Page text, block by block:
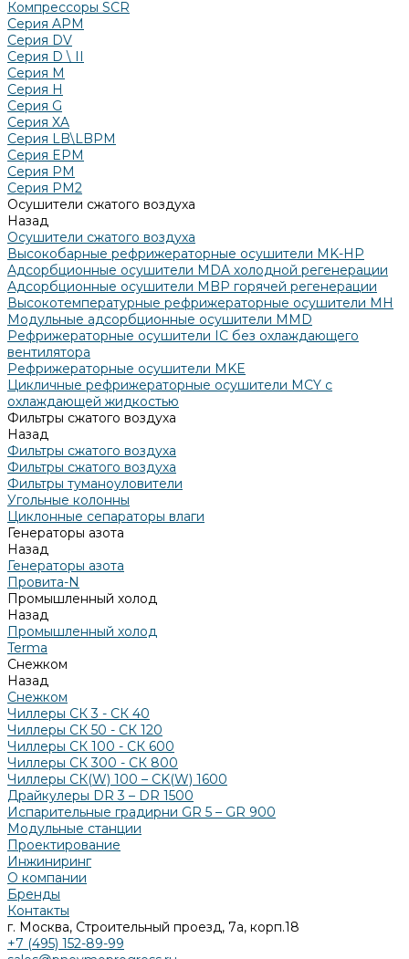
Компрессоры SCR
Серия APM
Серия DV
Серия D \ II
Серия М
Серия H
Серия G
Серия XA
Серия LB\LBPM
Серия EPM
Серия РМ
Серия PM2
Осушители сжатого воздуха
Назад
Осушители сжатого воздуха
Высокобарные рефрижераторные осушители MK-HP
Адсорбционные осушители MDA холодной регенерации
Адсорбционные осушители MBP горячей регенерации
Высокотемпературные рефрижераторные осушители MH
Модульные адсорбционные осушители MMD
Рефрижераторные осушители IC без охлаждающего
вентилятора
Рефрижераторные осушители MKE
Цикличные рефрижераторные осушители MCY с
охлаждающей жидкостью
Фильтры сжатого воздуха
Назад
Фильтры сжатого воздуха
Фильтры сжатого воздуха
Фильтры туманоуловители
Угольные колонны
Циклонные сепараторы влаги
Генераторы азота
Назад
Генераторы азота
Провита-N
Промышленный холод
Назад
Промышленный холод
Terma
Снежком
Назад
Снежком
Чиллеры СК 3 - СК 40
Чиллеры СК 50 - СК 120
Чиллеры СК 100 - СК 600
Чиллеры СК 300 - СК 800
Чиллеры СК(W) 100 – CK(W) 1600
Драйкулеры DR 3 – DR 1500
Испарительные градирни GR 5 – GR 900
Модульные станции
Проектирование
Инжиниринг
О компании
Бренды
Контакты
г. Москва, Строительный проезд, 7а, корп.18
+7 (495) 152-89-99